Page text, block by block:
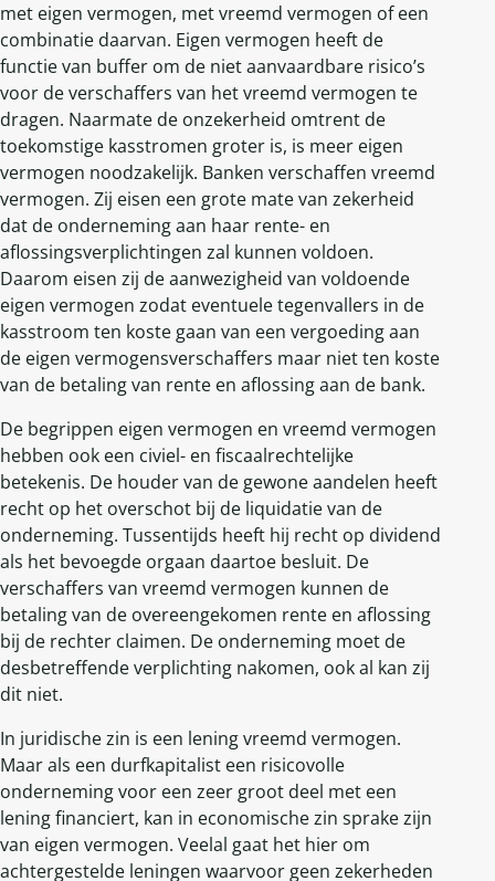
met eigen vermogen, met vreemd vermogen of een
combinatie daarvan. Eigen vermogen heeft de
functie van buffer om de niet aanvaardbare risico’s
voor de verschaffers van het vreemd vermogen te
dragen. Naarmate de onzekerheid omtrent de
toekomstige kasstromen groter is, is meer eigen
vermogen noodzakelijk. Banken verschaffen vreemd
vermogen. Zij eisen een grote mate van zekerheid
dat de onderneming aan haar rente- en
aflossingsverplichtingen zal kunnen voldoen.
Daarom eisen zij de aanwezigheid van voldoende
eigen vermogen zodat eventuele tegenvallers in de
kasstroom ten koste gaan van een vergoeding aan
de eigen vermogensverschaffers maar niet ten koste
van de betaling van rente en aflossing aan de bank.
De begrippen eigen vermogen en vreemd vermogen
hebben ook een civiel- en fiscaalrechtelijke
betekenis. De houder van de gewone aandelen heeft
recht op het overschot bij de liquidatie van de
onderneming. Tussentijds heeft hij recht op dividend
als het bevoegde orgaan daartoe besluit. De
verschaffers van vreemd vermogen kunnen de
betaling van de overeengekomen rente en aflossing
bij de rechter claimen. De onderneming moet de
desbetreffende verplichting nakomen, ook al kan zij
dit niet.
In juridische zin is een lening vreemd vermogen.
Maar als een durfkapitalist een risicovolle
onderneming voor een zeer groot deel met een
lening financiert, kan in economische zin sprake zijn
van eigen vermogen. Veelal gaat het hier om
achtergestelde leningen waarvoor geen zekerheden